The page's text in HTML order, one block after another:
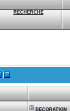
RECHERCHE
DECORATION